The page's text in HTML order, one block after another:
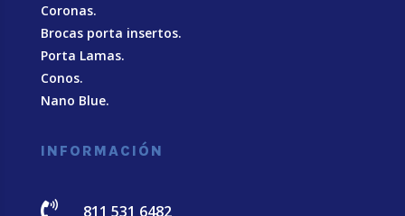
Coronas.
Brocas porta insertos.
Porta Lamas.
Conos.
Nano Blue.
INFORMACIÓN
 811 531 6482